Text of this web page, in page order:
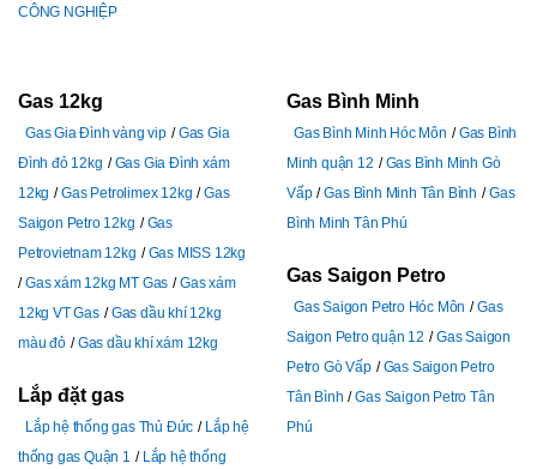
CÔNG NGHIỆP
Gas 12kg
Gas Gia Đình vàng vip
Gas Gia
Đình đỏ 12kg
Gas Gia Đình xám
12kg
Gas Petrolimex 12kg
Gas
Saigon Petro 12kg
Gas
Petrovietnam 12kg
Gas MISS 12kg
Gas xám 12kg MT Gas
Gas xám
12kg VT Gas
Gas dầu khí 12kg
màu đỏ
Gas dầu khí xám 12kg
Lắp đặt gas
Lắp hệ thống gas Thủ Đức
Lắp hệ
thống gas Quận 1
Lắp hệ thống
Gas Bình Minh
Gas Bình Minh Hóc Môn
Gas Bình
Minh quận 12
Gas Bình Minh Gò
Vấp
Gas Bình Minh Tân Bình
Gas
Bình Minh Tân Phú
Gas Saigon Petro
Gas Saigon Petro Hóc Môn
Gas
Saigon Petro quận 12
Gas Saigon
Petro Gò Vấp
Gas Saigon Petro
Tân Bình
Gas Saigon Petro Tân
Phú